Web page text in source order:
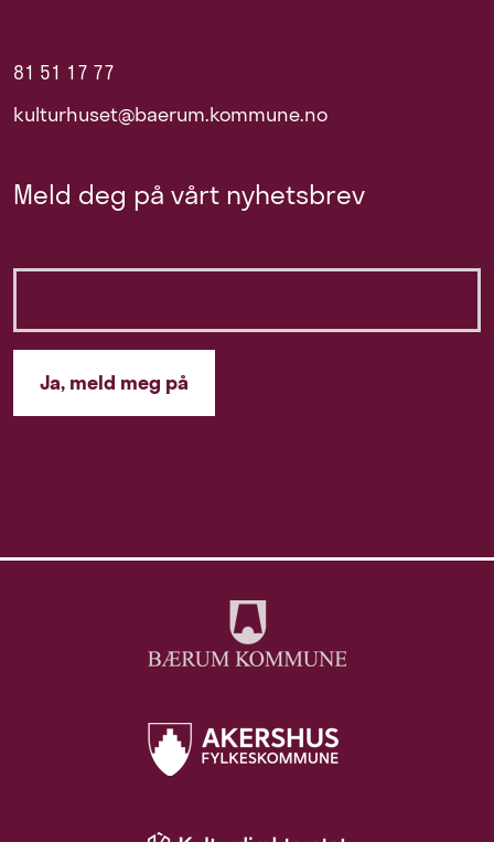
81 51 17 77
kulturhuset@baerum.kommune.no
Meld deg på vårt nyhetsbrev